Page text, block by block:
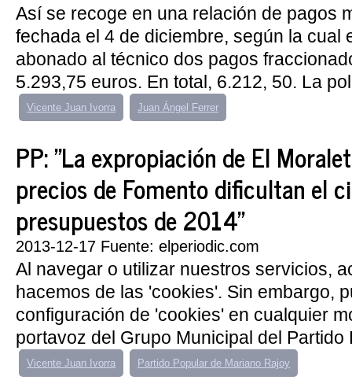
Así se recoge en una relación de pagos
fechada el 4 de diciembre, según la cual
abonado al técnico dos pagos
5.293,75 euros. En total, 6.212, 50. La
Vicente Juan Ivorra Juan Ángel Ferrer
PP: "La expropiación de El
precios de Fomento dificultan el
presupuestos de 2014"
2013-12-17 Fuente: elperiodic.com
Al navegar o utilizar nuestros servicios,
hacemos de las 'cookies'. Sin embargo,
configuración de 'cookies' en cualquier
portavoz del Grupo Municipal del Partido
Vicente Juan Ivorra Partido Popular de Mariano Rajoy